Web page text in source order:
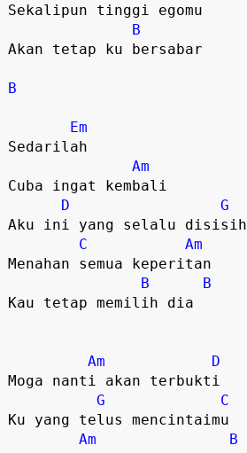
Sekalipun tinggi egomu
B
Akan tetap ku bersabar
B
Em
Sedarilah
Am
Cuba ingat kembali
D
G
Aku ini yang selalu disisih
C
Am
Menahan semua keperitan
B
B
Kau tetap memilih dia
Am
D
Moga nanti akan terbukti
G
C
Ku yang telus mencintaimu
Am
B